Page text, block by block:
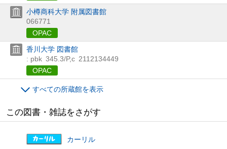
小樽商科大学 附属図書館
066771
OPAC
香川大学 図書館
: pbk 345.3/P,c 2112134449
OPAC
すべての所蔵館を表示
この図書・雑誌をさがす
カーリル